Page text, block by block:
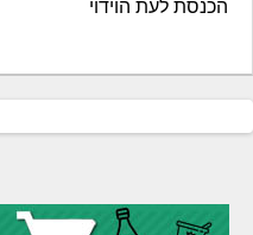
הכנסת לעת הוידוי